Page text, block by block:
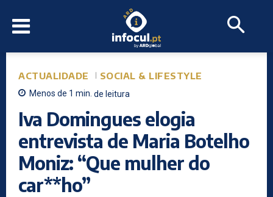
ACTUALIDADE SOCIAL & LIFESTYLE
Menos de 1 min. de leitura
Iva Domingues elogia
entrevista de Maria Botelho
Moniz: “Que mulher do
car**ho”